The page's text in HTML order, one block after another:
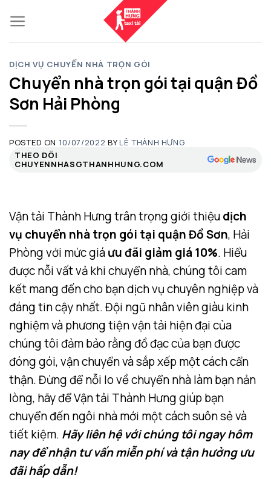
to
content
DỊCH VỤ CHUYỂN NHÀ TRỌN GÓI
Chuyển nhà trọn gói tại quận Đồ
Sơn Hải Phòng
POSTED ON 10/07/2022 BY LÊ THÀNH HƯNG
THEO DÕI
CHUYENNHASGTHANHHUNG.COM
Vận tải Thành Hưng trân trọng giới thiệudịch
vụ chuyển nhà trọn gói tại quận Đồ Sơn, Hải
Phòng với mức giáưu đãi giảm giá 10%. Hiểu
được nỗi vất vả khi chuyển nhà, chúng tôi cam
kết mang đến cho bạn dịch vụ chuyên nghiệp và
đáng tin cậy nhất. Đội ngũ nhân viên giàu kinh
nghiệm và phương tiện vận tải hiện đại của
chúng tôi đảm bảo rằng đồ đạc của bạn được
đóng gói, vận chuyển và sắp xếp một cách cẩn
thận. Đừng để nỗi lo về chuyển nhà làm bạn nản
lòng, hãy để Vận tải Thành Hưng giúp bạn
chuyển đến ngôi nhà mới một cách suôn sẻ và
tiết kiệm. Hãy liên hệ với chúng tôi ngay hôm
nay để nhận tư vấn miễn phí và tận hưởng ưu
đãi hấp dẫn!